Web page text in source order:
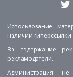
Использование
наличии гиперссылки
За содержание
рекламодатели.
Администрация